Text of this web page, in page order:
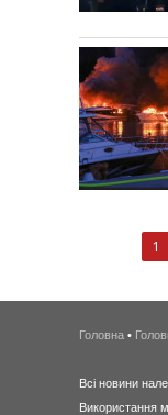
1
Головна •
Всі новини
Використання